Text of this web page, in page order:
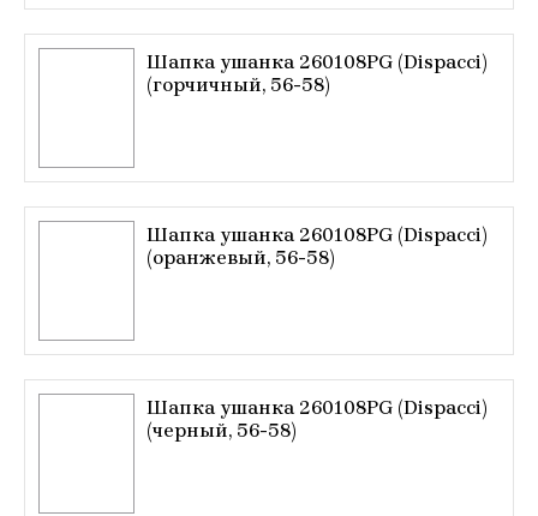
Шапка ушанка 260108PG (Dispacci)
(горчичный, 56-58)
Шапка ушанка 260108PG (Dispacci)
(оранжевый, 56-58)
Шапка ушанка 260108PG (Dispacci)
(черный, 56-58)